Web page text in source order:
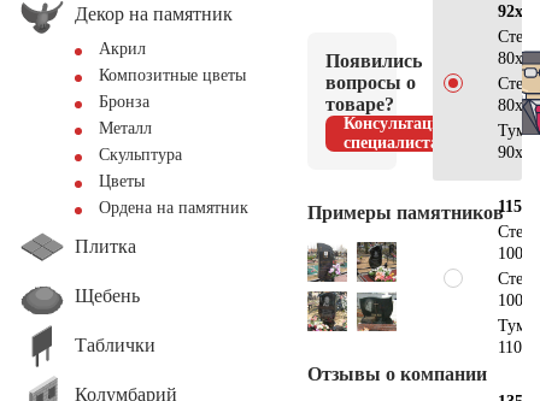
Декор на памятник
Акрил
Композитные цветы
Бронза
Металл
Скульптура
Цветы
Ордена на памятник
Плитка
Щебень
Таблички
Колумбарий
Появились
вопросы о
товаре?
Консультация
специалиста
Примеры памятников
Отзывы о компании
92х80